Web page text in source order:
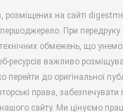
розміщених на сайті
При
обмежень, що
ресурсів важливо
до оригінальної
права, забезпечувати
сайту. Ми цінуємо